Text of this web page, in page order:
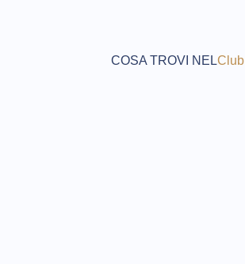
COSA TROVI NELClub